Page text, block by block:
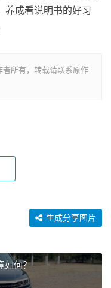
养成看说明书的好习
者所有，转载请联系原作
生成分享图片
如何？